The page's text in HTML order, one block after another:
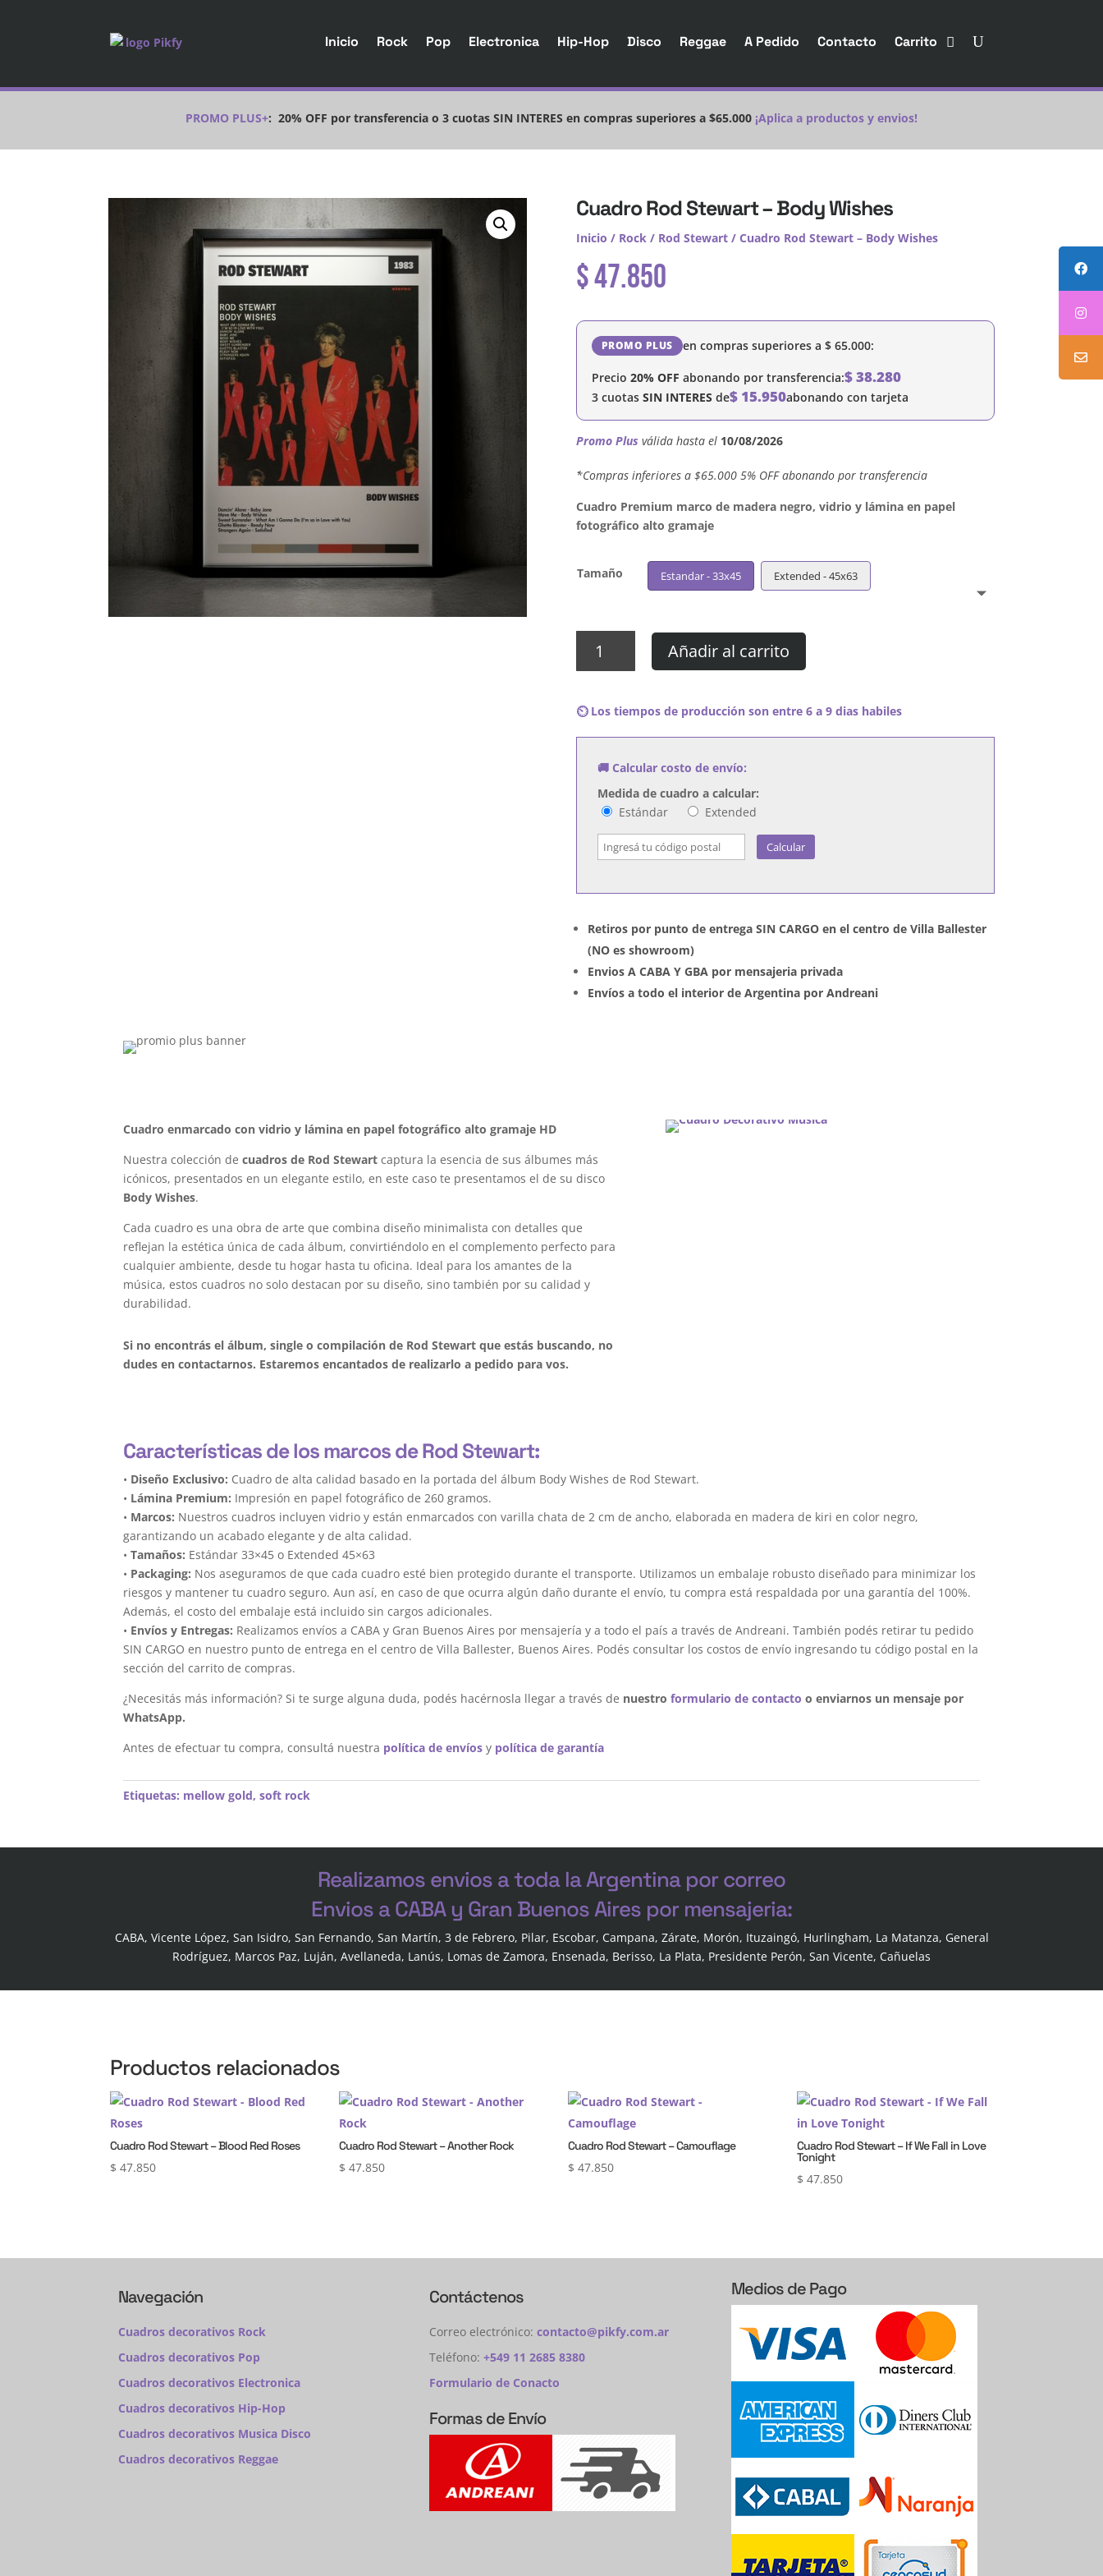
Inicio Rock Pop Electronica Hip-Hop Disco Reggae A Pedido Contacto Carrito
PROMO PLUS+: 20% OFF por transferencia o 3 cuotas SIN INTERES en compras superiores a $65.000 ¡Aplica a productos y envios!
Cuadro Rod Stewart – Body Wishes
Inicio / Rock/ Rod Stewart/ Cuadro Rod Stewart – Body Wishes
$47.850
PROMO PLUS en compras superiores a $65.000:
Precio 20% OFF abonando por transferencia:$38.280
3 cuotas SIN INTERES de$15.950abonando con tarjeta
Promo Plus válida hasta el 10/08/2026
´*Compras inferiores a $65.000 5% OFF abonando por transferencia
Cuadro Premium marco de madera negro, vidrio y lámina en papel
fotográfico alto gramaje
Tamaño Estandar - 33x45 Extended - 45x63
Body
Wishes
Añadir al carrito
⏲️ Los tiempos de producción son entre 6 a 9 dias habiles
🚚 Calcular costo de envío:
Medida de cuadro a calcular:
Estándar
Extended
Calcular
Retiros por punto de entrega SIN CARGO en el centro de Villa Ballester
(NO es showroom)
Envios A CABA Y GBA por mensajeria privada
Envíos a todo el interior de Argentina por Andreani
Cuadro enmarcado con vidrio y lámina en papel fotográfico alto gramaje HD
Nuestra colección decuadros de Rod Stewart captura la esencia de sus álbumes más
icónicos, presentados en un elegante estilo, en este caso te presentamos el de su disco
Body Wishes.
Cada cuadro es una obra de arte que combina diseño minimalista con detalles que
reflejan la estética única de cada álbum, convirtiéndolo en el complemento perfecto para
cualquier ambiente, desde tu hogar hasta tu oficina. Ideal para los amantes de la
música, estos cuadros no solo destacan por su diseño, sino también por su calidad y
durabilidad.
Si no encontrás el álbum, single o compilación de Rod Stewart que estás buscando, no
dudes en contactarnos. Estaremos encantados de realizarlo a pedido para vos.
Características de los marcos de Rod Stewart:
• Diseño Exclusivo: Cuadro de alta calidad basado en la portada del álbum Body Wishes de Rod Stewart.
• Lámina Premium: Impresión en papel fotográfico de 260 gramos.
• Marcos: Nuestros cuadros incluyen vidrio y están enmarcados con varilla chata de 2 cm de ancho, elaborada en madera de kiri en color negro,
garantizando un acabado elegante y de alta calidad.
•Tamaños: Estándar 33×45 o Extended 45×63
• Packaging: Nos aseguramos de que cada cuadro esté bien protegido durante el transporte. Utilizamos un embalaje robusto diseñado para minimizar los
riesgos y mantener tu cuadro seguro. Aun así, en caso de que ocurra algún daño durante el envío, tu compra está respaldada por una garantía del 100%.
Además, el costo del embalaje está incluido sin cargos adicionales.
• Envíos y Entregas: Realizamos envíos a CABA y Gran Buenos Aires por mensajería y a todo el país a través de Andreani. También podés retirar tu pedido
SIN CARGO en nuestro punto de entrega en el centro de Villa Ballester, Buenos Aires. Podés consultar los costos de envío ingresando tu código postal en la
sección del carrito de compras.
¿Necesitás más información? Si te surge alguna duda, podés hacérnosla llegar a través de nuestroformulario de contacto o enviarnos un mensaje por
WhatsApp.
Antes de efectuar tu compra, consultá nuestra política de envíos y política de garantía
Etiquetas: mellow gold,soft rock
Realizamos envios a toda la Argentina por correo
Envios a CABA y Gran Buenos Aires por mensajeria:
CABA, Vicente López, San Isidro, San Fernando, San Martín, 3 de Febrero, Pilar, Escobar, Campana, Zárate, Morón, Ituzaingó, Hurlingham, La Matanza, General
Rodríguez, Marcos Paz, Luján, Avellaneda, Lanús, Lomas de Zamora, Ensenada, Berisso, La Plata, Presidente Perón, San Vicente, Cañuelas
Productos relacionados
Cuadro Rod Stewart – Blood Red Roses
$ 47.850
Cuadro Rod Stewart – Another Rock
$ 47.850
Cuadro Rod Stewart – Camouflage
$ 47.850
Cuadro Rod Stewart – If We Fall in Love
Tonight
$ 47.850
Navegación
Cuadros decorativos Rock
Cuadros decorativos Pop
Cuadros decorativos Electronica
Cuadros decorativos Hip-Hop
Cuadros decorativos Musica Disco
Cuadros decorativos Reggae
Contáctenos
Correo electrónico: contacto@pikfy.com.ar
Teléfono: +549 11 2685 8380
Formulario de Conacto
Formas de Envío
Medios de Pago